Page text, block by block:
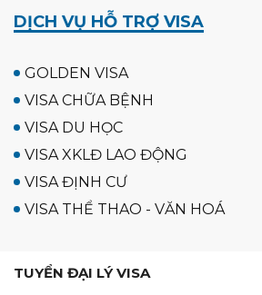
DỊCH VỤ HỖ TRỢ VISA
GOLDEN VISA
VISA CHỮA BỆNH
VISA DU HỌC
VISA XKLĐ LAO ĐỘNG
VISA ĐỊNH CƯ
VISA THỂ THAO - VĂN HOÁ
TUYỂN ĐẠI LÝ VISA